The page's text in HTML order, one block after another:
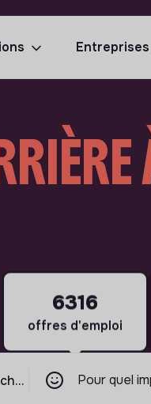
6316
offres d'emploi
Pour quel